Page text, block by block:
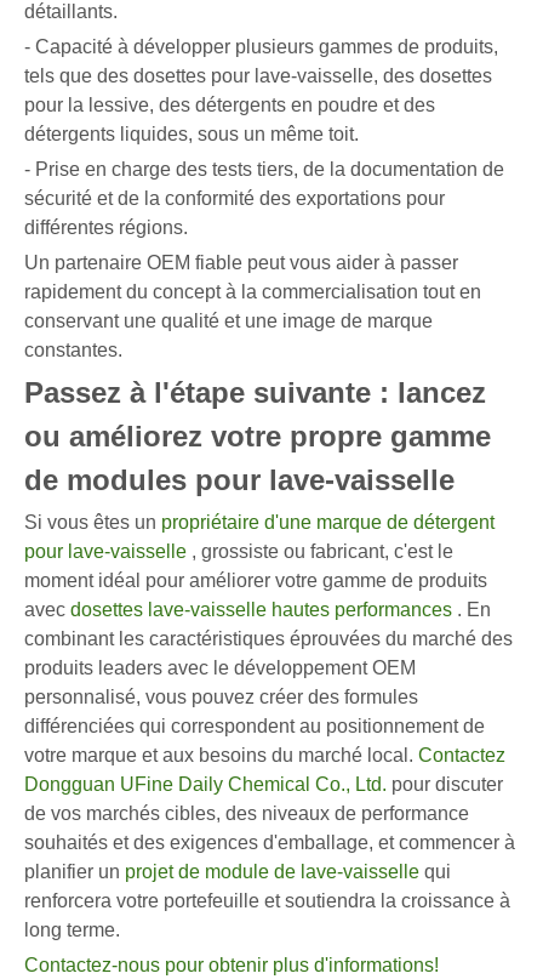
détaillants.
- Capacité à développer plusieurs gammes de produits,
tels que des dosettes pour lave-vaisselle, des dosettes
pour la lessive, des détergents en poudre et des
détergents liquides, sous un même toit.
- Prise en charge des tests tiers, de la documentation de
sécurité et de la conformité des exportations pour
différentes régions.
Un partenaire OEM fiable peut vous aider à passer
rapidement du concept à la commercialisation tout en
conservant une qualité et une image de marque
constantes.
Passez à l'étape suivante : lancez
ou améliorez votre propre gamme
de modules pour lave-vaisselle
Si vous êtes un propriétaire d'une marque de détergent
pour lave-vaisselle , grossiste ou fabricant, c'est le
moment idéal pour améliorer votre gamme de produits
avec dosettes lave-vaisselle hautes performances . En
combinant les caractéristiques éprouvées du marché des
produits leaders avec le développement OEM
personnalisé, vous pouvez créer des formules
différenciées qui correspondent au positionnement de
votre marque et aux besoins du marché local. Contactez
Dongguan UFine Daily Chemical Co., Ltd. pour discuter
de vos marchés cibles, des niveaux de performance
souhaités et des exigences d'emballage, et commencer à
planifier un projet de module de lave-vaisselle qui
renforcera votre portefeuille et soutiendra la croissance à
long terme.
Contactez-nous pour obtenir plus d'informations!